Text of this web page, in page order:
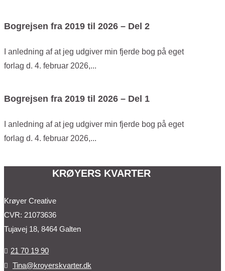
Bogrejsen fra 2019 til 2026 – Del 2
I anledning af at jeg udgiver min fjerde bog på eget
forlag d. 4. februar 2026,...
Bogrejsen fra 2019 til 2026 – Del 1
I anledning af at jeg udgiver min fjerde bog på eget
forlag d. 4. februar 2026,...
KRØYERS KVARTER
Krøyer Creative
CVR: 21073636
Tujavej 18, 8464 Galten
 21 70 19 90
 Tina@kroyerskvarter.dk